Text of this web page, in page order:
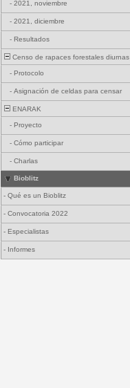
- 2021, noviembre
- 2021, diciembre
- Resultados
Censo de rapaces forestales diurnas
- Protocolo
- Asignación de celdas para censar
ENARAK
- Proyecto
- Cómo participar
- Charlas
Bioblitz
- Qué es un Bioblitz
- Convocatoria 2022
- Especialistas
- Informes